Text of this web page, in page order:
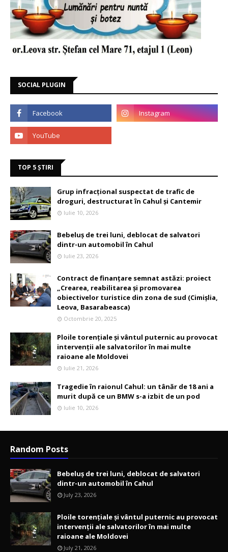
SOCIAL PLUGIN
TOP 5 ȘTIRI
Grup infracțional suspectat de trafic de
droguri, destructurat în Cahul și Cantemir
Iulie 10, 2026
Bebeluș de trei luni, deblocat de salvatori
dintr-un automobil în Cahul
Iulie 23, 2026
Contract de finanțare semnat astăzi: proiect
„Crearea, reabilitarea și promovarea
obiectivelor turistice din zona de sud (Cimișlia,
Leova, Basarabeasca)
Octombrie 20, 2025
Ploile torențiale și vântul puternic au provocat
intervenții ale salvatorilor în mai multe
raioane ale Moldovei
Iulie 21, 2026
Tragedie în raionul Cahul: un tânăr de 18 ani a
murit după ce un BMW s-a izbit de un pod
Iulie 10, 2026
Random Posts
Bebeluș de trei luni, deblocat de salvatori
dintr-un automobil în Cahul
July 23, 2026
Ploile torențiale și vântul puternic au provocat
intervenții ale salvatorilor în mai multe
raioane ale Moldovei
July 21, 2026